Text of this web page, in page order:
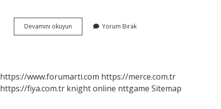
Devamını okuyun
Kaburga
Yorum Bırak
https://www.forumarti.com https://merce.com.tr
https://fiya.com.tr knight online nttgame Sitemap